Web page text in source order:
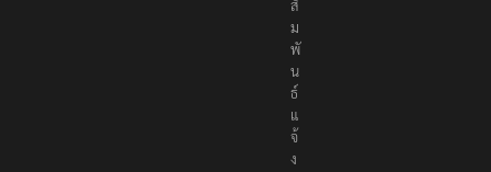
ช
า
สั
ม
พั
น
ธ์
แ